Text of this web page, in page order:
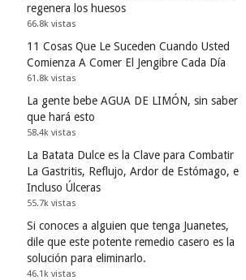
regenera los huesos
66.8k vistas
11 Cosas Que Le Suceden Cuando Usted
Comienza A Comer El Jengibre Cada Día
61.8k vistas
La gente bebe AGUA DE LIMÓN, sin saber
que hará esto
58.4k vistas
La Batata Dulce es la Clave para Combatir
La Gastritis, Reflujo, Ardor de Estómago, e
Incluso Úlceras
55.7k vistas
Si conoces a alguien que tenga Juanetes,
dile que este potente remedio casero es la
solución para eliminarlo.
46.1k vistas